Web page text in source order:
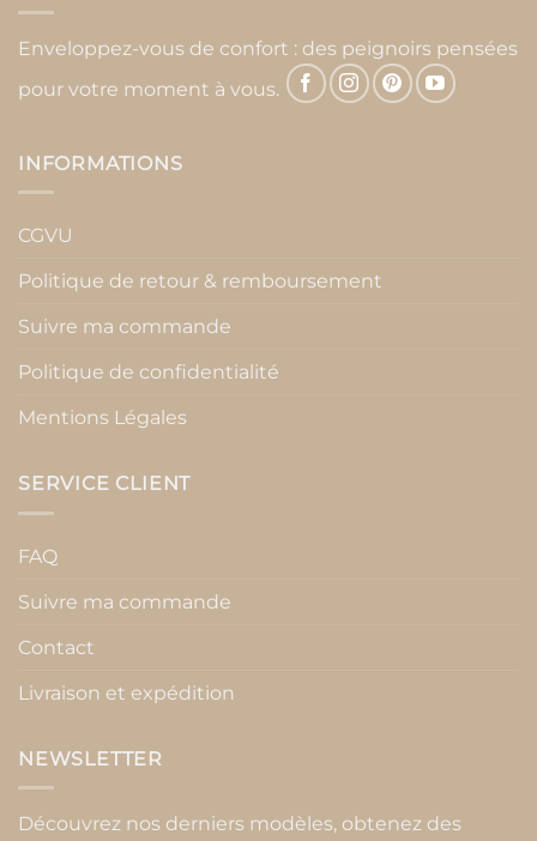
Enveloppez-vous de confort : des peignoirs pensées
pour votre moment à vous.
INFORMATIONS
CGVU
Politique de retour & remboursement
Suivre ma commande
Politique de confidentialité
Mentions Légales
SERVICE CLIENT
FAQ
Suivre ma commande
Contact
Livraison et expédition
NEWSLETTER
Découvrez nos derniers modèles, obtenez des